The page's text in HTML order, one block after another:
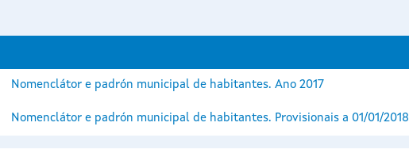
Nomenclátor e padrón municipal de habitantes. Ano 2017
Nomenclátor e padrón municipal de habitantes. Provisionais a 01/01/2018